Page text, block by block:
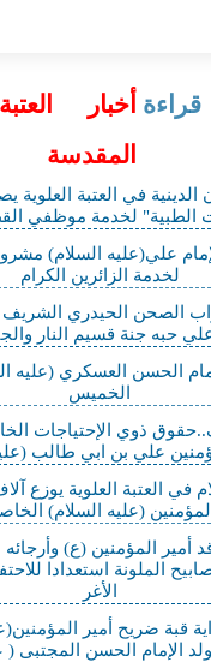
قراءة أخبار
المقدسة
في العتبة العلوية
الطبية" لخدمة موظفي
علي(عليه السلام)
لخدمة الزائرين الكرام
الصحن الحيدري
حبه جنة قسيم النار
الحسن العسكري (عليه
الخميس
ذوي الإحتياجات
علي بن ابي طالب
في العتبة العلوية يوزع
(عليه السلام)
أمير المؤمنين (ع) وأرجائه
الملونة استعدادا
الأغر
قبة ضريح أمير
الإمام الحسن المجتبى (